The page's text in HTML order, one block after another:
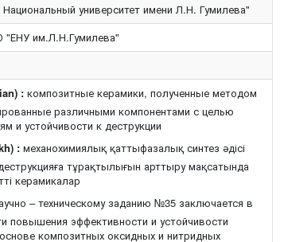
университет имени Л.Н. Гумилева"
"ЕНУ им.Л.Н.Гумилева"
: композитные керамики, полученные методом
различными компонентами с целью
и устойчивости к деструкции
: механохимиялық қаттыфазалық синтез әдісі
тұрақтылығын арттыру мақсатында
керамикалар
– техническому заданию №35 заключается в
повышения эффективности и устойчивости
композитных оксидных и нитридных